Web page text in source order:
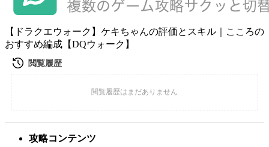
【ドラクエウォーク】ケキちゃんの評価とスキル｜こころの
おすすめ編成【DQウォーク】
攻略コンテンツ